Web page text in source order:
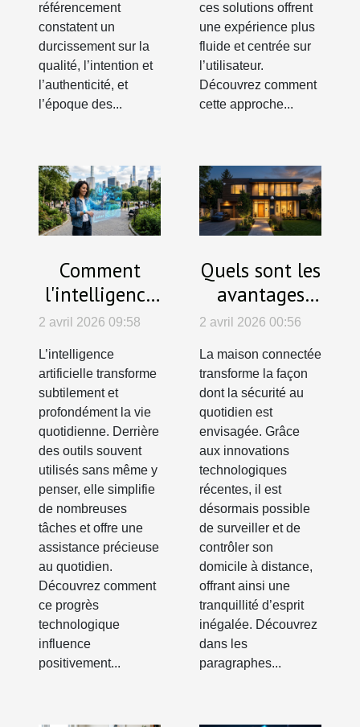
référencement
constatent un
durcissement sur la
qualité, l’intention et
l’authenticité, et
l’époque des...
ces solutions offrent
une expérience plus
fluide et centrée sur
l’utilisateur.
Découvrez comment
cette approche...
Comment
l'intelligence
artificielle
simplifie-t-elle
le quotidien ?
2 avril 2026 09:58
L’intelligence
artificielle transforme
subtilement et
profondément la vie
quotidienne. Derrière
des outils souvent
utilisés sans même y
penser, elle simplifie
de nombreuses
tâches et offre une
assistance précieuse
au quotidien.
Découvrez comment
ce progrès
technologique
influence
positivement...
Quels sont les
avantages
d'une maison
connectée
pour la
sécurité
quotidienne ?
2 avril 2026 00:56
La maison connectée
transforme la façon
dont la sécurité au
quotidien est
envisagée. Grâce
aux innovations
technologiques
récentes, il est
désormais possible
de surveiller et de
contrôler son
domicile à distance,
offrant ainsi une
tranquillité d’esprit
inégalée. Découvrez
dans les
paragraphes...